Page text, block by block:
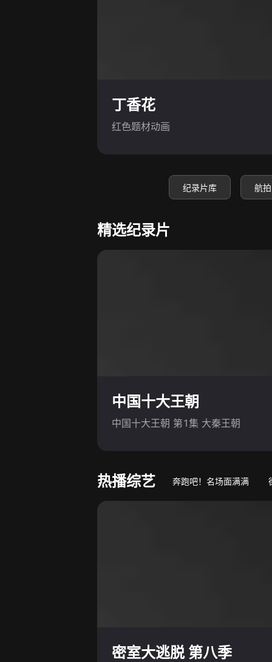
丁香花
红色题材动画
纪录片库 航
精选纪录片
中国十大王朝
中国十大王朝 第1集 大秦王朝
热播综艺 奔跑吧！名场面满满
密室大逃脱 第八季